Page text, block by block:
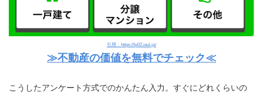
引用：https://lp02.ieul.jp/
≫不動産の価値を無料でチェック≪
こうしたアンケート方式でのかんたん入力。すぐにどれくらいの